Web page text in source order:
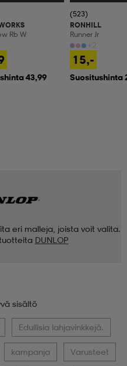
Rb W
43,99
(523)
RONHILL
Runner Jr
15,-
Suositushinta
eri malleja, joista voit valita.
DUNLOP
sisältö
Edullisia lahjavinkkejä.
kampanja Varusteet